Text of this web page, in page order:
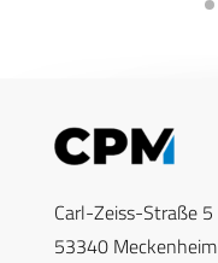
Carl-Zeiss-Straße 5
53340 Meckenheim